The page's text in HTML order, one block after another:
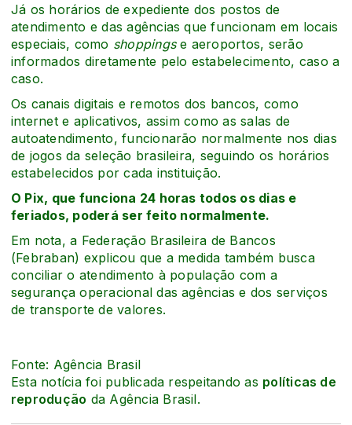
Já os horários de expediente dos postos de
atendimento e das agências que funcionam em locais
especiais, como shoppingse aeroportos, serão
informados diretamente pelo estabelecimento, caso a
caso.
Os canais digitais e remotos dos bancos, como
internet e aplicativos, assim como as salas de
autoatendimento, funcionarão normalmente nos dias
de jogos da seleção brasileira, seguindo os horários
estabelecidos por cada instituição.
O Pix, que funciona 24 horas todos os dias e
feriados, poderá ser feito normalmente.
Em nota, a Federação Brasileira de Bancos
(Febraban) explicou que a medida também busca
conciliar o atendimento à população com a
segurança operacional das agências e dos serviços
de transporte de valores.
Fonte: Agência Brasil
Esta notícia foi publicada respeitando as políticas de
reprodução da Agência Brasil.